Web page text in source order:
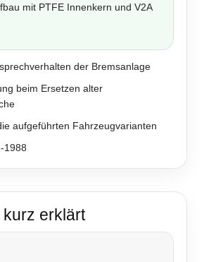
mit PTFE Innenkern und V2A
der Bremsanlage
beim Ersetzen alter
aufgeführten Fahrzeugvarianten
1988
kurz erklärt